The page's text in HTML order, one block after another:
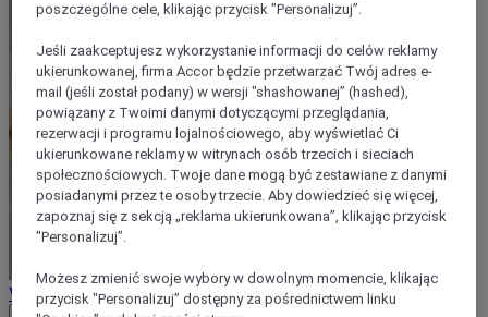
Warunki sprzedaży
poszczególne cele, klikając przycisk "Personalizuj”.
Jeśli zaakceptujesz wykorzystanie informacji do celów reklamy
ukierunkowanej, firma Accor będzie przetwarzać Twój adres e-
mail (jeśli został podany) w wersji "shashowanej” (hashed),
powiązany z Twoimi danymi dotyczącymi przeglądania,
rezerwacji i programu lojalnościowego, aby wyświetlać Ci
ukierunkowane reklamy w witrynach osób trzecich i sieciach
społecznościowych. Twoje dane mogą być zestawiane z danymi
posiadanymi przez te osoby trzecie. Aby dowiedzieć się więcej,
zapoznaj się z sekcją „reklama ukierunkowana”, klikając przycisk
"Personalizuj”.
Możesz zmienić swoje wybory w dowolnym momencie, klikając
przycisk "Personalizuj” dostępny za pośrednictwem linku